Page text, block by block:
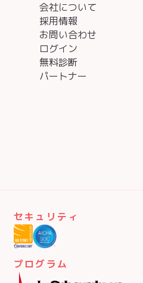
会社について
採用情報
お問い合わせ
ログイン
無料診断
パートナー
セキュリティ
プログラム